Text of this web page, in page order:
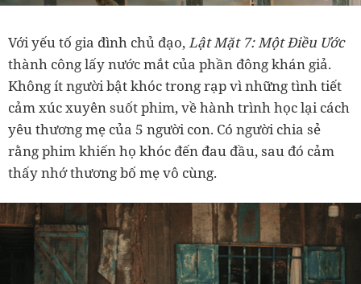
Với yếu tố gia đình chủ đạo,Lật Mặt 7: Một Điều Ước
thành công lấy nước mắt của phần đông khán giả.
Không ít người bật khóc trong rạp vì những tình tiết
cảm xúc xuyên suốt phim, về hành trình học lại cách
yêu thương mẹ của 5 người con. Có người chia sẻ
rằng phim khiến họ khóc đến đau đầu, sau đó cảm
thấy nhớ thương bố mẹ vô cùng.